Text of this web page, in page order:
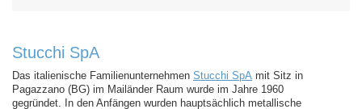
Stucchi SpA
Das italienische Familienunternehmen Stucchi SpA mit Sitz in
Pagazzano (BG) im Mailänder Raum wurde im Jahre 1960
gegründet. In den Anfängen wurden hauptsächlich metallische